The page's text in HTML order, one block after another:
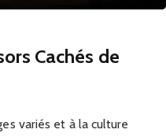
Cachés de
variés et à la culture